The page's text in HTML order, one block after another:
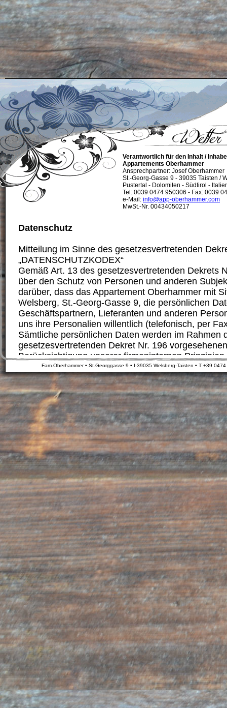
Fam.Oberhammer • St.Georggasse 9 • I-39035 Welsberg-Taisten • T +39
Datenschutz
Mitteilung im Sinne des gesetzesvertretenden
„DATENSCHUTZKODEX“
Gemäß Art. 13 des gesetzesvertretenden Dekrets
über den Schutz von Personen und anderen
darüber, dass das Appartement Oberhammer mit
Welsberg, St.-Georg-Gasse 9, die persönlichen
Geschäftspartnern, Lieferanten und anderen
uns ihre Personalien willentlich (telefonisch, per
Sämtliche persönlichen Daten werden im Rahmen
gesetzesvertretenden Dekret Nr. 196
Berücksichtigung unserer firmeninternen
der Professionalität verarbeitet.
Die persönlichen Daten im Besitz unserer Firma
Kunden oder bei Dritten erhoben, wie z. B. im
Daten bei externen Gesellschaften zwecks
Marktforschung oder Direktvermarktung von
Dienstleistungen. Für den Fall der externen
Mitteilung im Augenblick der Registrierung oder in
bei der ersten Kontaktaufnahme.
Es kann weiters vorkommen, dass unsere Firma
vom Kunden verlangten Tätigkeiten in den Besitz
Gesetz als „sensibel“ bezeichneter Daten gelangt.
dieser sensiblen Daten verlangt das Gesetz eine
Zustimmung.
Ziel- und Zweckstellungen der
•Erfüllung gesetzlicher Pflichten, welche sich aus
Gemeinschaftsnormen sowie zivil- und
ergeben.
•Erfüllung etwaiger vertraglicher Verpflichtungen
Betroffenen.
•Kontrolltechnische Zielstellungen zur Überprüfung
Systems.
•Erfüllung von Tätigkeiten in Zusammenhang mit
unserer Gesellschaft wie das Ausfüllen interner
Rechnungslegung sowie zur Führung der Kunden-
Lieferantenbuchhaltung.
•Zielstellungen kommerzieller Art wie das
Handelsinformationen und Werbematerial (mittels
Marketing und Markforschung.
•Schutz der Forderungen und Verwaltung der
•Versicherungstechnische Zielstellungen,
Verantwortlich für den Inhalt /
Appartements Oberhammer
Ansprechpartner: Josef Oberhammer
St.-Georg-Gasse 9 - 39035 Taisten /
Pustertal - Dolomiten - Südtirol -
Tel: 0039 0474 950306 - Fax: 0039
e-Mail: info@app-oberhammer.com
MwSt.-Nr. 00434050217